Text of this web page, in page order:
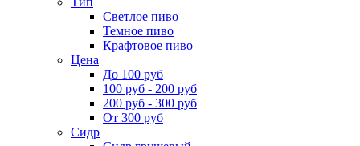
Светлое пиво
Темное пиво
Крафтовое пиво
Цена
До 100 руб
100 руб - 200 руб
200 руб - 300 руб
От 300 руб
Сидр